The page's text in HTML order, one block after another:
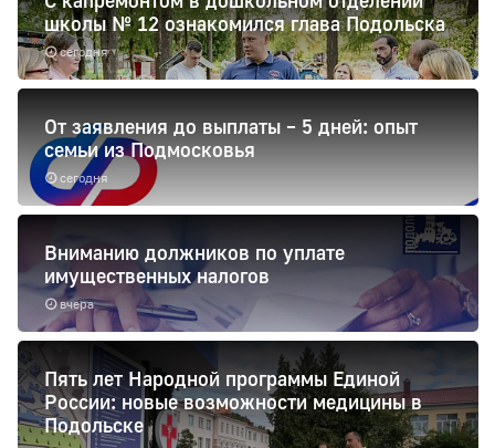
сегодня
школы № 12 ознакомился глава Подольска
сегодня
От заявления до выплаты – 5 дней: опыт
семьи из Подмосковья
вчера
Вниманию должников по уплате
имущественных налогов
Пять лет Народной программы Единой
России: новые возможности медицины в
Подольске